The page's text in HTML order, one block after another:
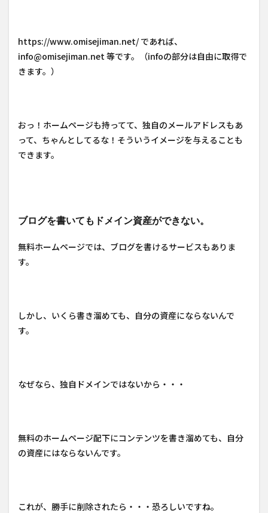
https://www.omisejiman.net/ であれば、
info@omisejiman.net 等です。（infoの部分は自由に取得で
きます。）
おっ！ホームページも持ってて、独自のメールアドレスもあ
って、ちゃんとしてるな！そういうイメージを与えることも
できます。
ブログを書いてもドメイン資産ができない。
無料ホームページでは、ブログを書けるサービスもありま
す。
しかし、いくら書き溜めても、自分の資産にならないんで
す。
なぜなら、独自ドメインではないから・・・
無料のホームページ配下にコンテンツを書き溜めても、自分
の資産にはならないんです。
これが、勝手に削除されたら・・・恐ろしいですね。